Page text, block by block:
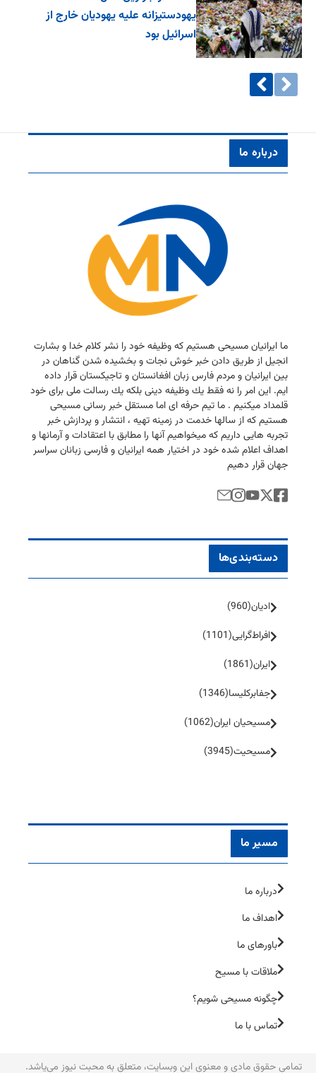
یهودستیزانه علیه یهودیان خارج از
اسرائیل بود
درباره ما
ما ایرانیان مسیحی هستیم كه وظیفه خود را نشر كلام خدا و بشارت
انجیل از طریق دادن خبر خوش نجات و بخشیده شدن گناهان در
بین ایرانیان و مردم فارس زبان افغانستان و تاجیكستان قرار داده
ایم. این امر را نه فقط یك وظیفه دینی بلكه یك رسالت ملی برای خود
قلمداد میكنیم . ما تیم حرفه ای اما مستقل خبر رسانی مسیحی
هستیم كه از سالها خدمت در زمینه تهیه ، انتشار و پردازش خبر
تجربه هایی داریم كه میخواهیم آنها را مطابق با اعتقادات و آرمانها و
اهداف اعلام شده خود در اختیار همه ایرانیان و فارسی زبانان سراسر
جهان قرار دهیم
دسته‌بندی‌ها
ادیان(960)
افراط‌گرایی(1101)
ایران(1861)
جفا‌بر‌کلیسا(1346)
مسیحیان ایران(1062)
مسیحیت(3945)
مسیر ما
درباره ما
اهداف ما
باورهای ما
ملاقات با مسیح
چگونه مسیحی شویم؟
تماس با ما
تمامی حقوق مادی و معنوی این وبسایت، متعلق به محبت نیوز می‌یاشد.